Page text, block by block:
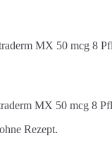
MX 50 mcg 8
MX 50 mcg 8
Rezept.